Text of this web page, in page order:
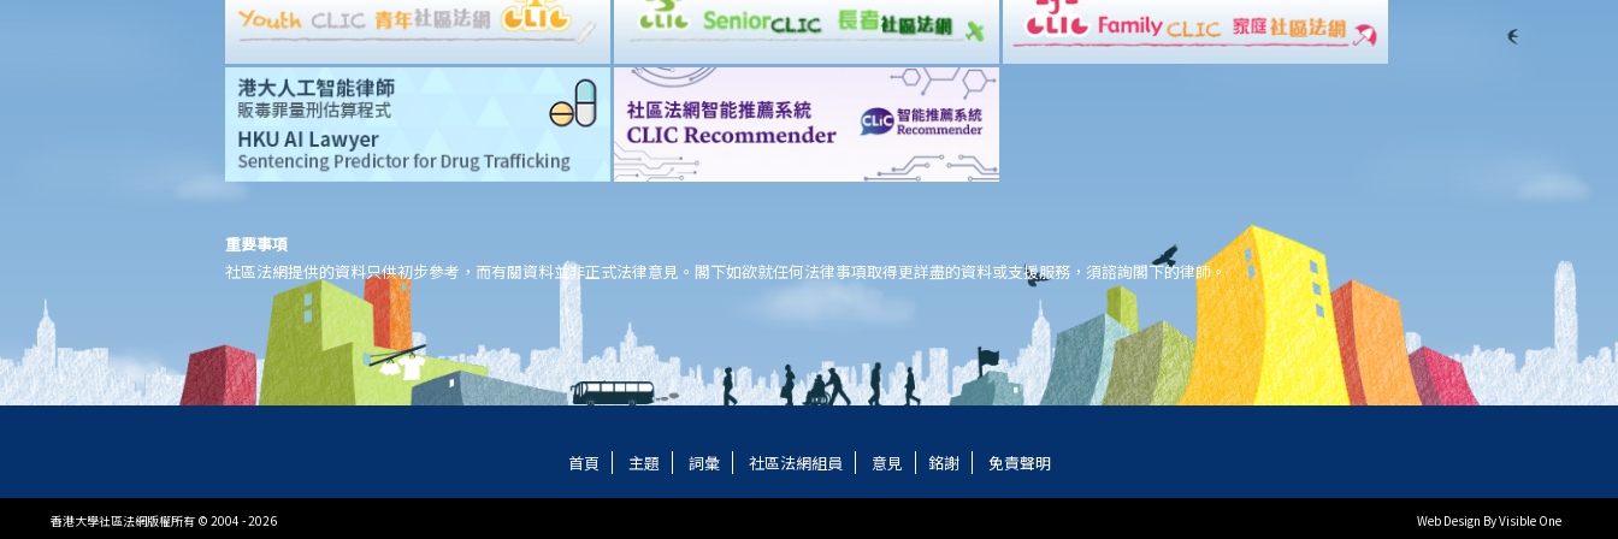
香港律師會大埔火災緊急免費法律諮詢熱線
切勿尋求索償代理協助處理申索
我的家人在意外中身亡。我可否代表死者展開人身傷亡訴訟？在控
告犯錯的一方之前，我需要依循甚麼程序？
死因裁判法庭有甚麼作用？
賠償責任
怎樣才算是因工及在僱用期間遭遇意外（簡稱工傷意外）？
我的配偶在工作時因意外而死亡，我或我的家人可獲哪些賠償？
重要事項
社區法網提供的資料只供初步參考，而有關資料並非正式法律意見。閣下如欲就任何法律事項取得更詳盡的資料或支援服務，須諮詢閣下的律師。
首頁 主題 詞彙 社區法網組員 意見 銘謝 免責聲明
香港大學社區法網版權所有 © 2004 - 2026 Web Design By Visible One